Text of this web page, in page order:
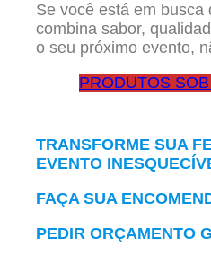
Se você está em busca
combina sabor,
o seu próximo evento,
PRODUTOS
TRANSFORME SUA
EVENTO
FAÇA SUA
PEDIR ORÇAMENTO